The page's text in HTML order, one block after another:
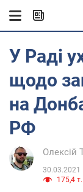
У Раді
щодо
на
РФ
Олексій
30.03.2021
175,4 т.